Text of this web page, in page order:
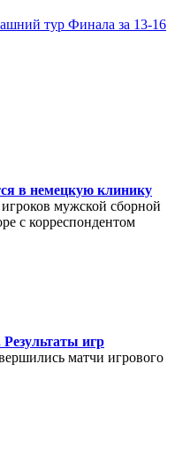
тур Финала за 13-16
в немецкую клинику
мужской сборной
с корреспондентом
игр
матчи игрового